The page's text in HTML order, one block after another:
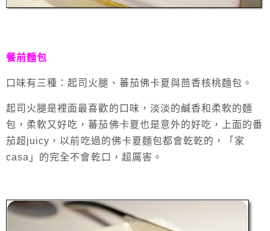
餐前麵包
口味有三種：起司火腿、蕃茄佛卡夏與茴香核桃麵包。
起司火腿是裡面最喜歡的口味，淡淡的鹹香和柔軟的麵
包，柔軟又好吃，蕃茄佛卡夏也是意外的好吃，上面的番
茄超juicy，以前吃過的佛卡夏麵包都會乾乾的，「家
casa」的完全不會乾口，超厲害。